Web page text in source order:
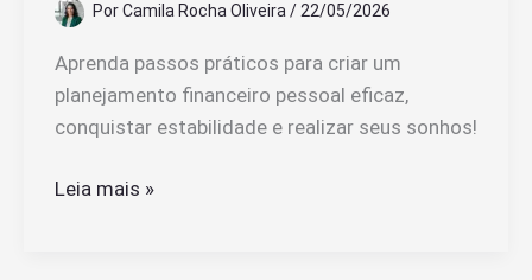
PorCamila Rocha Oliveira / 22/05/2026
Aprenda passos práticos para criar um
planejamento financeiro pessoal eficaz,
conquistar estabilidade e realizar seus sonhos!
Como
Leia mais »